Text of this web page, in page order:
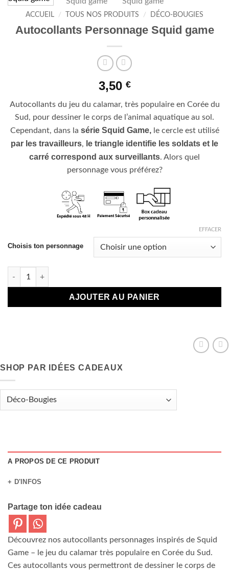
ACCUEIL / TOUS NOS PRODUITS / DÉCO-BOUGIES
Autocollants Personnage Squid game
3,50 €
Autocollants du jeu du calamar, très populaire en Corée du
Sud, pour dessiner le corps de l’animal aquatique au sol.
Cependant, dans la série Squid Game,le cercle est utilisé
par les travailleurs, le triangle identifie les soldats et le
carré correspond aux surveillants. Alors quel
personnage vous préférez?
Choisis ton personnage
EFFACER
quantité de Autocollants Personnage Squid game
AJOUTER AU PANIER
SHOP PAR IDÉES CADEAUX
A PROPOS DE CE PRODUIT
+ D'INFOS
Partage ton idée cadeau
Découvrez nos autocollants personnages inspirés de Squid
Game – le jeu du calamar très populaire en Corée du Sud.
Ces autocollants vous permettront de dessiner le corps de